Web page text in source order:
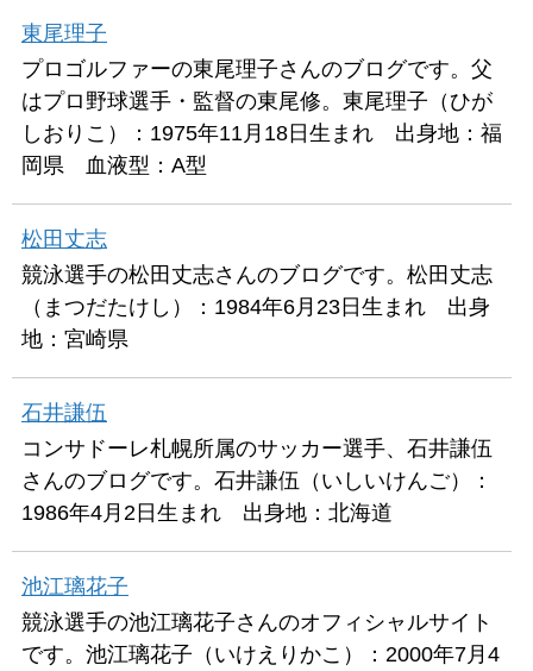
東尾理子
プロゴルファーの東尾理子さんのブログです。父
はプロ野球選手・監督の東尾修。東尾理子（ひが
しおりこ）：1975年11月18日生まれ 出身地：福
岡県 血液型：A型
松田丈志
競泳選手の松田丈志さんのブログです。松田丈志
（まつだたけし）：1984年6月23日生まれ 出身
地：宮崎県
石井謙伍
コンサドーレ札幌所属のサッカー選手、石井謙伍
さんのブログです。石井謙伍（いしいけんご）：
1986年4月2日生まれ 出身地：北海道
池江璃花子
競泳選手の池江璃花子さんのオフィシャルサイト
です。池江璃花子（いけえりかこ）：2000年7月4